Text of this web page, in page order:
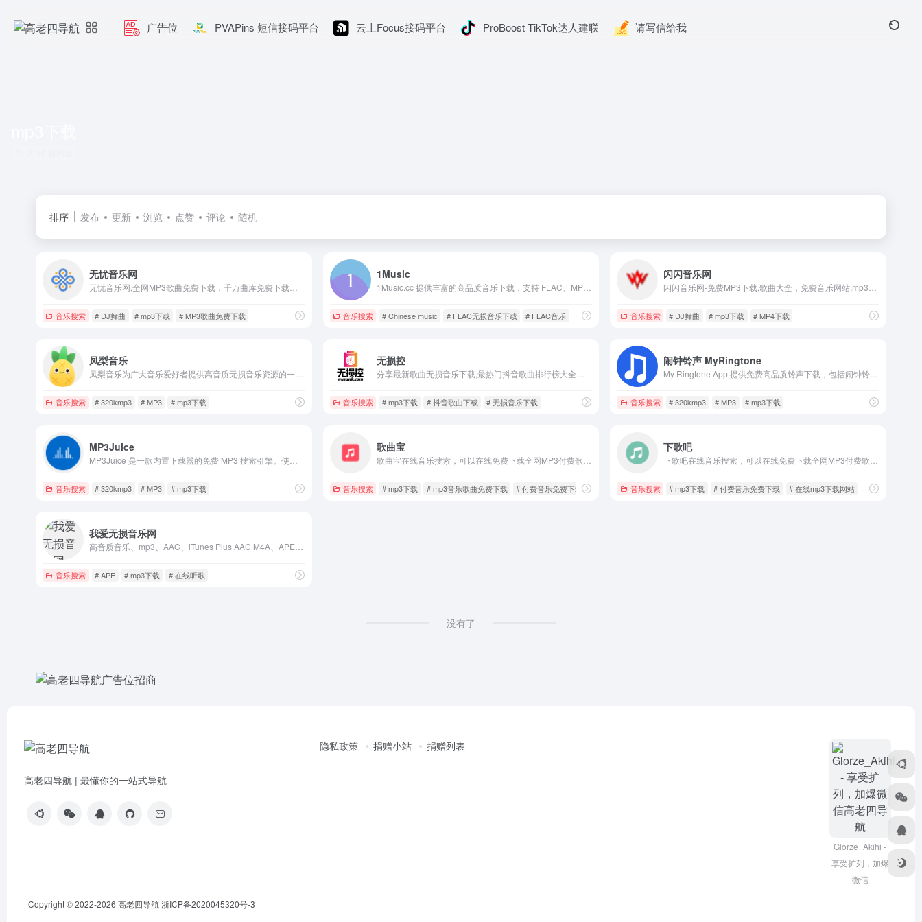
广告位 PVAPins 短信接码平台 云上Focus接码平台 ProBoost TikTok达人建联 请写信给我
排序 发布 更新 浏览 点赞 评论 随机
无忧音乐网
音乐搜索 # DJ舞曲 # mp3下载 # MP3歌曲免费下载
1Music
1Music.cc 提供丰富的高品质音乐下载，支持 FLAC、MP3 格式，一键上传至 WebDAV。海量无损音乐资源，快速下载，畅享极致音质体验！
音乐搜索 # Chinese music # FLAC无损音乐下载 # FLAC音乐
闪闪音乐网
音乐搜索 # DJ舞曲 # mp3下载 # MP4下载
凤梨音乐
音乐搜索 # 320kmp3 # MP3 # mp3下载
无损控
音乐搜索 # mp3下载 # 抖音歌曲下载 # 无损音乐下载
闹钟铃声 MyRingtone
音乐搜索 # 320kmp3 # MP3 # mp3下载
MP3Juice
音乐搜索 # 320kmp3 # MP3 # mp3下载
歌曲宝
音乐搜索 # mp3下载 # mp3音乐歌曲免费下载 # 付费音乐免费下载
下歌吧
音乐搜索 # mp3下载 # 付费音乐免费下载 # 在线mp3下载网站
我爱无损音乐网
音乐搜索 # APE # mp3下载 # 在线听歌
没有了
高老四导航 | 最懂你的一站式导航
隐私政策 捐赠小站 捐赠列表
Glorze_Akihi -
享受扩列，加爆
微信
Copyright © 2022-2026 高老四导航浙ICP备2020045320号-3